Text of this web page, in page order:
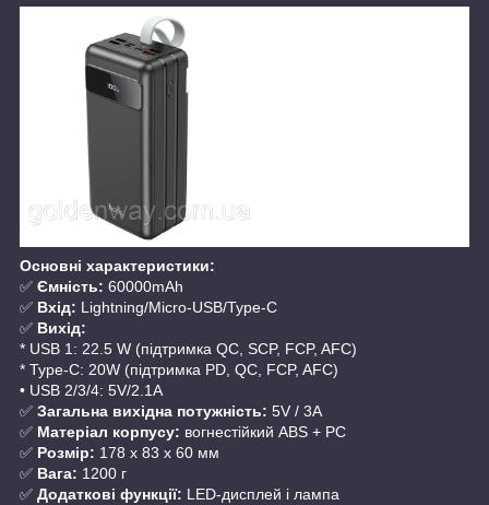
Основні характеристики:
✅ Ємність: 60000mAh
✅ Вхід: Lightning/Micro-USB/Type-C
✅ Вихід:
* USB 1: 22.5 W (підтримка QC, SCP, FCP, AFC)
* Type-C: 20W (підтримка PD, QC, FCP, AFC)
• USB 2/3/4: 5V/2.1A
✅ Загальна вихідна потужність: 5V / 3A
✅ Матеріал корпусу: вогнестійкий ABS + PC
✅ Розмір: 178 x 83 x 60 мм
✅ Вага: 1200 г
✅ Додаткові функції: LED-дисплей і лампа